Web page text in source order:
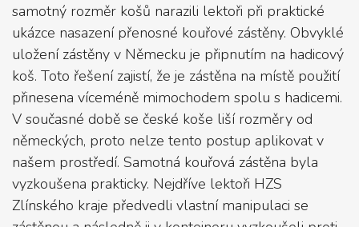
samotný rozměr košů narazili lektoři při praktické
ukázce nasazení přenosné kouřové zástěny. Obvyklé
uložení zástěny v Německu je připnutím na hadicový
koš. Toto řešení zajistí, že je zástěna na místě použití
přinesena víceméně mimochodem spolu s hadicemi.
V současné době se české koše liší rozměry od
německých, proto nelze tento postup aplikovat v
našem prostředí. Samotná kouřová zástěna byla
vyzkoušena prakticky. Nejdříve lektoři HZS
Zlínského kraje předvedli vlastní manipulaci se